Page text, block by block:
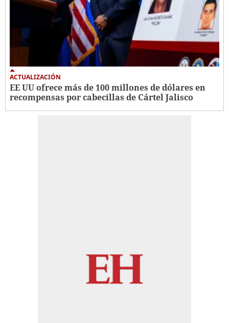
ACTUALIZACIÓN
EE UU ofrece más de 100 millones de dólares en
recompensas por cabecillas de Cártel Jalisco